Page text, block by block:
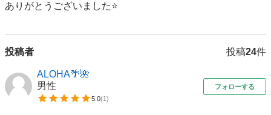
ありがとうございました⭐️
投稿者 投稿24件
ALOHA🌴🌺
男性
5.0(1)
フォローする